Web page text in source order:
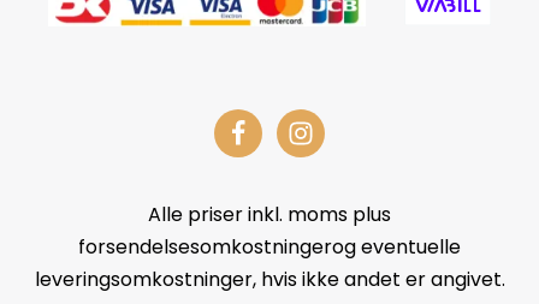
Alle priser inkl. moms plus
forsendelsesomkostningerog eventuelle
leveringsomkostninger, hvis ikke andet er angivet.